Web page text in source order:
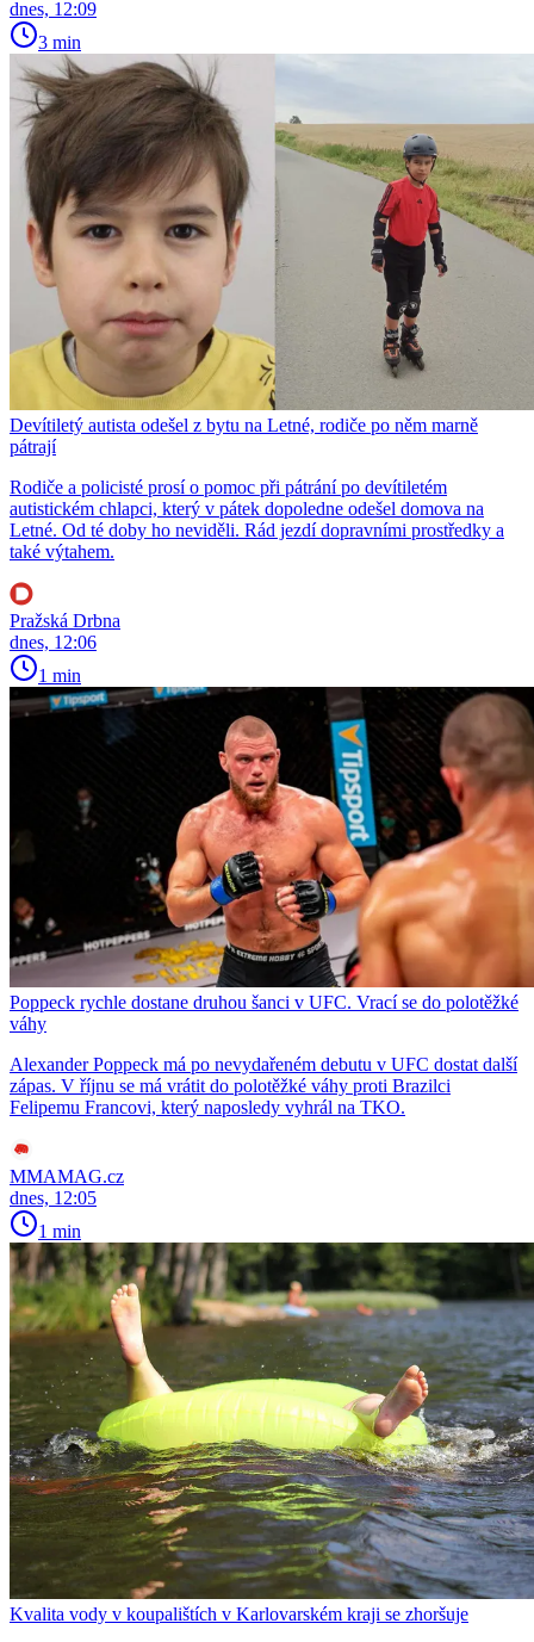
dnes, 12:09
3 min
Devítiletý autista odešel z bytu na Letné, rodiče po něm marně
pátrají
Rodiče a policisté prosí o pomoc při pátrání po devítiletém
autistickém chlapci, který v pátek dopoledne odešel domova na
Letné. Od té doby ho neviděli. Rád jezdí dopravními prostředky a
také výtahem.
Pražská Drbna
dnes, 12:06
1 min
Poppeck rychle dostane druhou šanci v UFC. Vrací se do polotěžké
váhy
Alexander Poppeck má po nevydařeném debutu v UFC dostat další
zápas. V říjnu se má vrátit do polotěžké váhy proti Brazilci
Felipemu Francovi, který naposledy vyhrál na TKO.
MMAMAG.cz
dnes, 12:05
1 min
Kvalita vody v koupalištích v Karlovarském kraji se zhoršuje